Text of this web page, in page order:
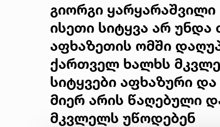
გიორგი ყარყარაშვილი
ისეთი სიტყვა არ
აფხაზეთის ომში
ქართველ ხალხს
სიტყვები აფხაზური
მიერ არის წაღებული
მკვლელს უწოდებენ